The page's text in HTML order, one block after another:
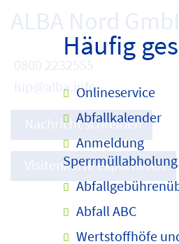
Häufig
Onlineservice
Abfallkalender
Anmeldung
Sperrmüllabholung
Abfall ABC
Wertstoffhöfe
ALBA Nord
0800 2232555
lup@alba.info
Nachricht schreiben
Visitenkarte exportieren